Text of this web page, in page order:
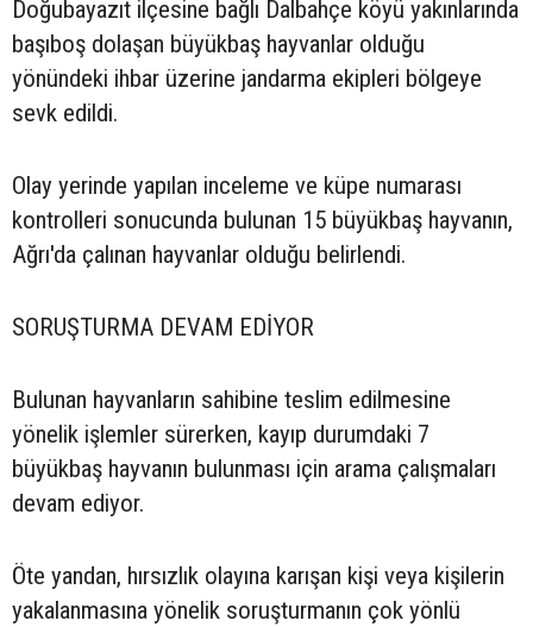
Doğubayazıt ilçesine bağlı Dalbahçe köyü yakınlarında
başıboş dolaşan büyükbaş hayvanlar olduğu
yönündeki ihbar üzerine jandarma ekipleri bölgeye
sevk edildi.
Olay yerinde yapılan inceleme ve küpe numarası
kontrolleri sonucunda bulunan 15 büyükbaş hayvanın,
Ağrı'da çalınan hayvanlar olduğu belirlendi.
SORUŞTURMA DEVAM EDİYOR
Bulunan hayvanların sahibine teslim edilmesine
yönelik işlemler sürerken, kayıp durumdaki 7
büyükbaş hayvanın bulunması için arama çalışmaları
devam ediyor.
Öte yandan, hırsızlık olayına karışan kişi veya kişilerin
yakalanmasına yönelik soruşturmanın çok yönlü